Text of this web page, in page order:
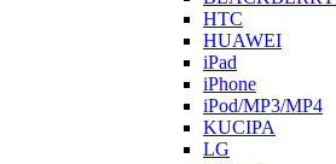
HTC
HUAWEI
iPad
iPhone
iPod/MP3/MP4
KUCIPA
LG